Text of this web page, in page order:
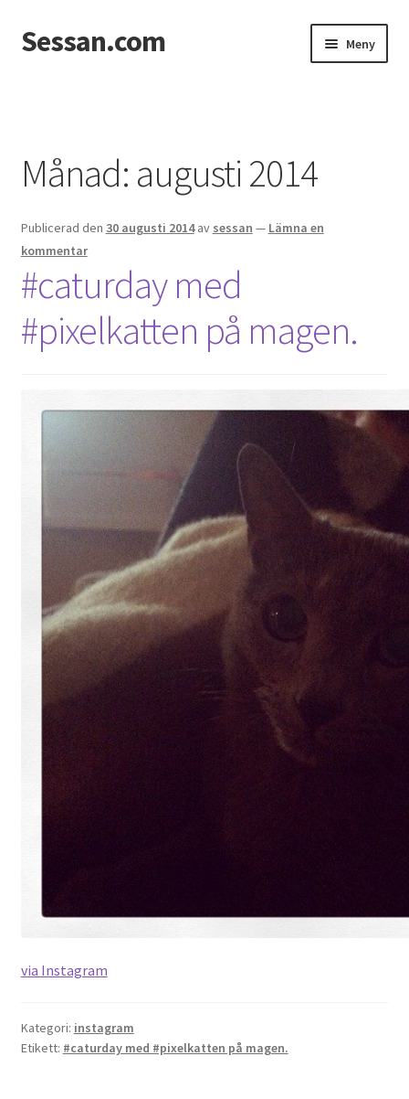
Hoppa
till
Hoppa
till
Sessan.com Meny
Integritetspolicy
Jessicas & Marcus bröllop
Ett helt fantastiskt bröllop!
Förlovning
Information
Klädkod: Mörk kostym
Vigseln: Maria Magdalena Kyrka
Festen: Villa Ludvigsberg
Toastmaster
Barn?
Önskelista
Kassa
Varukorg
Månad: augusti 2014
Publicerad den 30 augusti 2014 av sessan — Lämna en
kommentar
#caturday med
#pixelkatten på magen.
via Instagram
Kategori: instagram
Etikett: #caturday med #pixelkatten på magen.